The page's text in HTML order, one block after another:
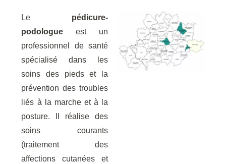
Le pédicure-
podologue est un
professionnel de santé
spécialisé dans les
soins des pieds et la
prévention des troubles
liés à la marche et à la
posture. Il réalise des
soins courants
(traitement des
affections cutanées et